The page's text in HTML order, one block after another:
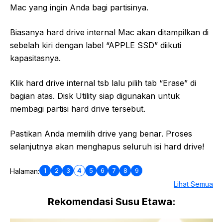
Mac yang ingin Anda bagi partisinya.
Biasanya hard drive internal Mac akan ditampilkan di
sebelah kiri dengan label “APPLE SSD” diikuti
kapasitasnya.
Klik hard drive internal tsb lalu pilih tab “Erase” di
bagian atas. Disk Utility siap digunakan untuk
membagi partisi hard drive tersebut.
Pastikan Anda memilih drive yang benar. Proses
selanjutnya akan menghapus seluruh isi hard drive!
Halaman: 1 2 3 4 5 6 7 8 9
Lihat Semua
Rekomendasi Susu Etawa: